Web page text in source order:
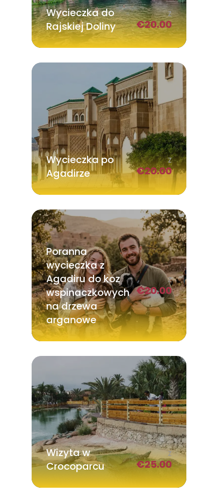
Wycieczka do
Rajskiej Doliny
Z
€20.00
Wycieczka po
Agadirze
Z
€20.00
Poranna
wycieczka z
Agadiru do koz
wspinaczkowych
na drzewa
arganowe
Z
€20.00
Wizyta w
Crocoparcu
Z
€25.00